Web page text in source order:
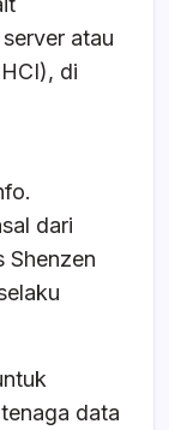
atau
di
dari
Shenzen
data